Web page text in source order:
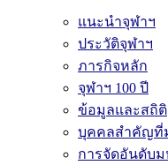
แนะนำจุฬาฯ
ประวัติจุฬาฯ
ภารกิจหลัก
จุฬาฯ 100 ปี
ข้อมูลและสถิติ
บุคคลสำคัญที่
การจัดอันดับม